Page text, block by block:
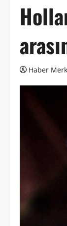
Haber